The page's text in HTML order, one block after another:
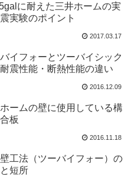
に耐えた三井ホームの実
実験のポイント
2017.03.17
イフォーとツーバイシック
震性能・断熱性能の違い
2016.12.09
ームの壁に使用している構
板
2016.11.18
工法（ツーバイフォー）の
短所